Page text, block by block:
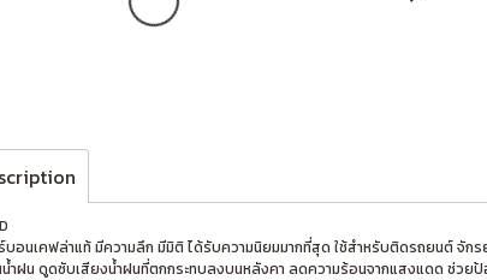
ร์บอนเคฟล่าแท้ มีความลึก มีมิติ ได้รับความนิยมมากที่สุด ใช้สำหรับติดรถยนต์
ำฝน ดูดซับเสียงน้ำฝนที่ตกกระทบลงบนหลังคา ลดความร้อนจากแสงแดด ช่วย